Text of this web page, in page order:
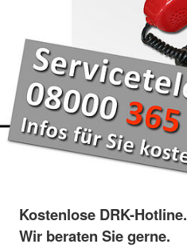
Kostenlose DRK-Hotline.
Wir beraten Sie gerne.